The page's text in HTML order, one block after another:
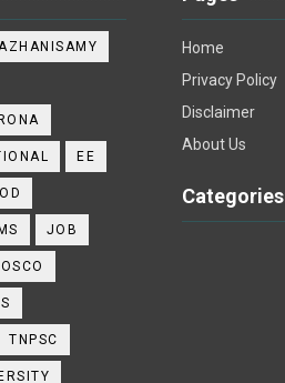
EE
JOB
TNPSC
Home
Privacy Policy
Disclaimer
About Us
Categories